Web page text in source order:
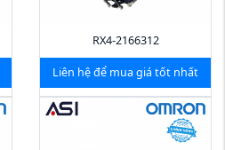
RX4-2166312
Liên hệ để mua giá tốt nhất